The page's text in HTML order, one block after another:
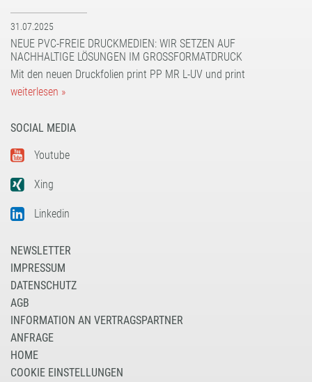
31.07.2025
NEUE PVC-FREIE DRUCKMEDIEN: WIR SETZEN AUF
NACHHALTIGE LÖSUNGEN IM GROSSFORMATDRUCK
Mit den neuen Druckfolien print PP MR L-UV und print
weiterlesen »
SOCIAL MEDIA
Youtube
Xing
Linkedin
NEWSLETTER
IMPRESSUM
DATENSCHUTZ
AGB
INFORMATION AN VERTRAGSPARTNER
ANFRAGE
HOME
COOKIE EINSTELLUNGEN